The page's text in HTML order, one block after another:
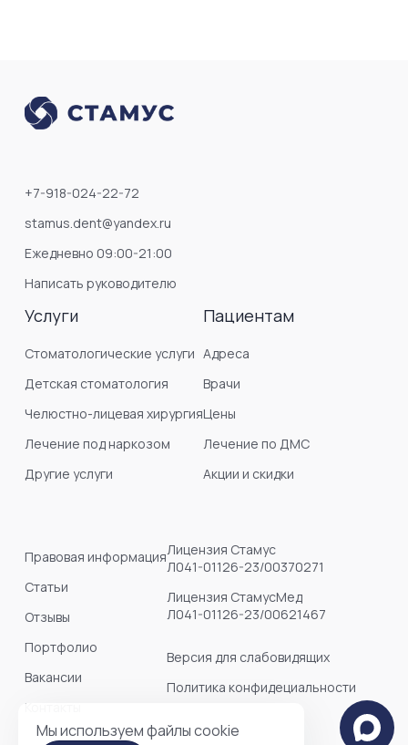
Мы используем файлы cookie
+7-918-024-22-72
stamus.dent@yandex.ru
Ежедневно 09:00-21:00
Написать руководителю
Услуги
Стоматологические услуги
Детская стоматология
Челюстно-лицевая хирургия
Лечение под наркозом
Другие услуги
Пациентам
Адреса
Врачи
Цены
Лечение по ДМС
Акции и скидки
Правовая информация
Статьи
Отзывы
Портфолио
Вакансии
Контакты
Лицензия Стамус
Л041-01126-23/00370271
Лицензия СтамусМед
Л041-01126-23/00621467
Версия для слабовидящих
Политика конфидециальности